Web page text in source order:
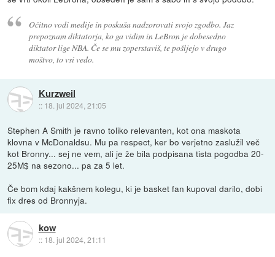
Očitno vodi medije in poskuša nadzorovati svojo zgodbo. Jaz
prepoznam diktatorja, ko ga vidim in LeBron je dobesedno
diktator lige NBA. Če se mu zoperstaviš, te pošljejo v drugo
moštvo, to vsi vedo.
Kurzweil
:: 18. jul 2024, 21:05
Stephen A Smith je ravno toliko relevanten, kot ona maskota
klovna v McDonaldsu. Mu pa respect, ker bo verjetno zaslužil več
kot Bronny... sej ne vem, ali je že bila podpisana tista pogodba 20-
25M$ na sezono... pa za 5 let.
Če bom kdaj kakšnem kolegu, ki je basket fan kupoval darilo, dobi
fix dres od Bronnyja.
kow
:: 18. jul 2024, 21:11